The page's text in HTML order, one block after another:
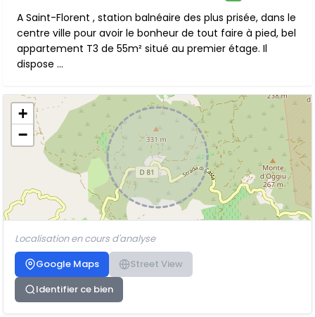
A Saint-Florent , station balnéaire des plus prisée, dans le
centre ville pour avoir le bonheur de tout faire à pied, bel
appartement T3 de 55m² situé au premier étage. Il
dispose ...
+
−
Localisation en cours d'analyse
Google Maps
Street View
Identifier ce bien